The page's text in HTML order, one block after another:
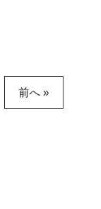
前へ »